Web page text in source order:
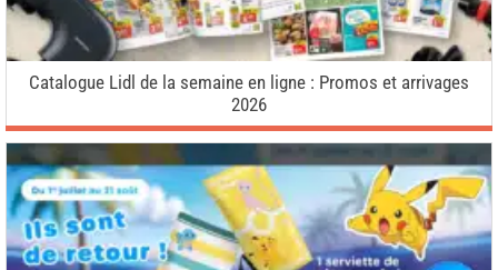
Catalogue Lidl de la semaine en ligne : Promos et arrivages
2026